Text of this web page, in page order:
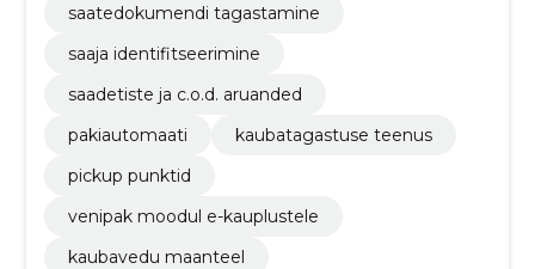
saatedokumendi tagastamine
saaja identifitseerimine
saadetiste ja c.o.d. aruanded
pakiautomaati
kaubatagastuse teenus
pickup punktid
venipak moodul e-kauplustele
kaubavedu maanteel